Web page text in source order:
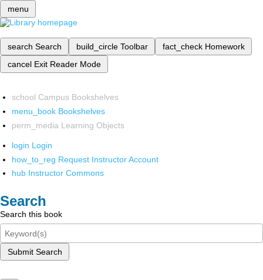
menu
search Search build_circle Toolbar fact_check Homework
cancel Exit Reader Mode
school Campus Bookshelves
menu_book Bookshelves
perm_media Learning Objects
login Login
how_to_reg Request Instructor Account
hub Instructor Commons
Search
Search this book
Submit Search